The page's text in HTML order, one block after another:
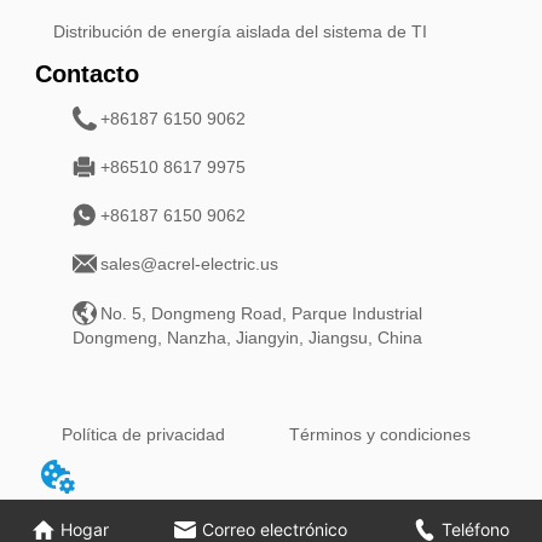
Hogar Correo electrónico Teléfono
Distribución de energía aislada del sistema de TI
Contacto
+86187 6150 9062
+86510 8617 9975
+86187 6150 9062
sales@acrel-electric.us
No. 5, Dongmeng Road, Parque Industrial
Dongmeng, Nanzha, Jiangyin, Jiangsu, China
Política de privacidad Términos y condiciones